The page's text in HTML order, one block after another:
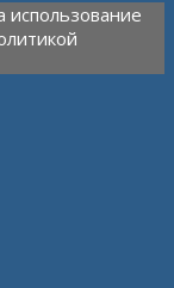
использование